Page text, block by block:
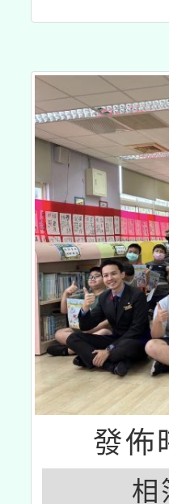
發佈
相